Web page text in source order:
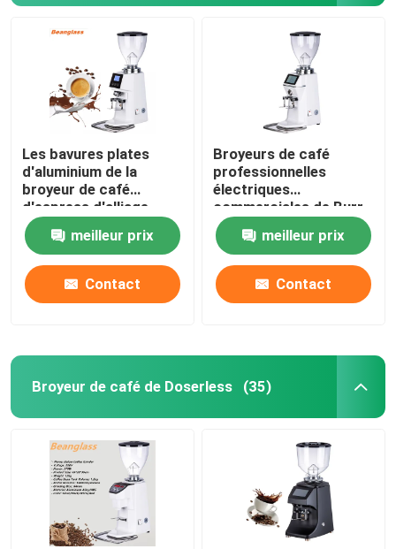
Les bavures plates
d'aluminium de la
broyeur de café
d'espress d'alliage
64mm tochscreen la
broyeurmeilleur prix
Contact
Broyeurs de café
professionnelles
électriques
commerciales de Burr
Grinder Industrial
Espresso Large
meilleur prix
Contact
Broyeur de café de Doserless (35)